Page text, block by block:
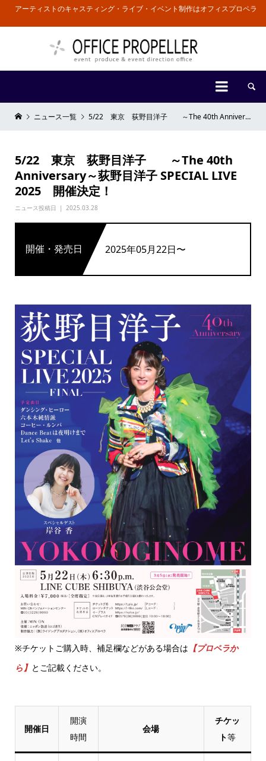
アーティストのキャスティング・ライブ・イベント制作はオフィスプロペラ
 
ニュース一覧 5/22 東京 荻野目洋子 ～The 40th Anniversary～荻野目洋子 SPECIAL LIVE 2025 開催決定！
5/22 東京 荻野目洋子 ～The 40th
Anniversary～荻野目洋子 SPECIAL LIVE
2025 開催決定！
ニュース投稿日 2025.03.28
開催・発売日 2025年05月22日〜
※チケットご購入時、補足欄などがある場合は 【プロペラか
ら】 とご記載ください。
開催日
開演
時間
会場
チケッ
ト等